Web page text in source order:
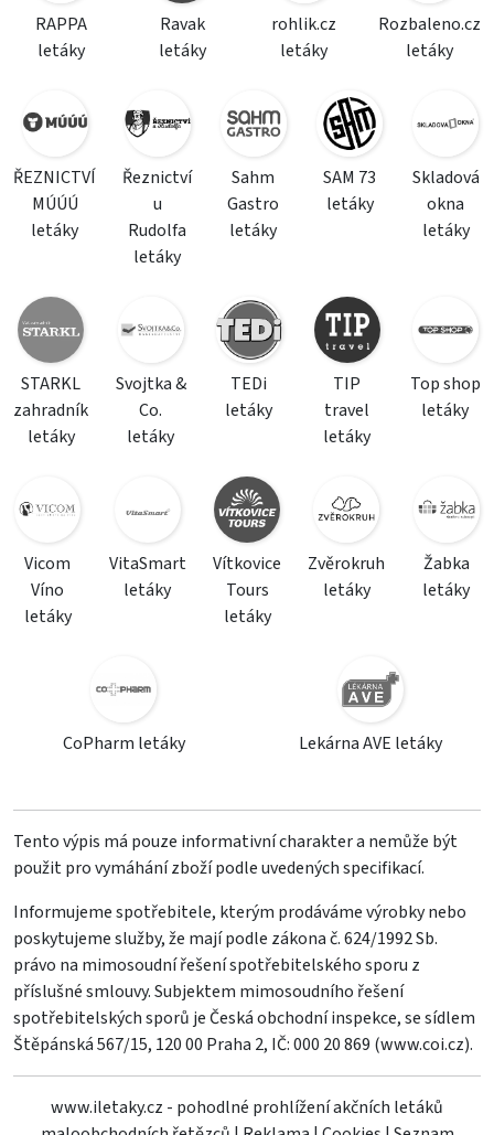
RAPPA
letáky
Ravak
letáky
rohlik.cz
letáky
Rozbaleno.cz
letáky
ŘEZNICTVÍ
MÚÚÚ
letáky
Řeznictví
u
Rudolfa
letáky
Sahm
Gastro
letáky
SAM 73
letáky
Skladová
okna
letáky
STARKL
zahradník
letáky
Svojtka &
Co.
letáky
TEDi
letáky
TIP
travel
letáky
Top shop
letáky
Vicom
Víno
letáky
VitaSmart
letáky
Vítkovice
Tours
letáky
Zvěrokruh
letáky
Žabka
letáky
CoPharm letáky Lekárna AVE letáky
Tento výpis má pouze informativní charakter a nemůže být
použit pro vymáhání zboží podle uvedených specifikací.
Informujeme spotřebitele, kterým prodáváme výrobky nebo
poskytujeme služby, že mají podle zákona č. 624/1992 Sb.
právo na mimosoudní řešení spotřebitelského sporu z
příslušné smlouvy. Subjektem mimosoudního řešení
spotřebitelských sporů je Česká obchodní inspekce, se sídlem
Štěpánská 567/15, 120 00 Praha 2, IČ: 000 20 869 (www.coi.cz).
www.iletaky.cz - pohodlné prohlížení akčních letáků